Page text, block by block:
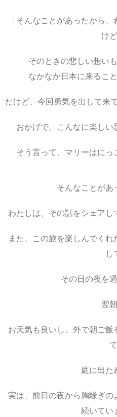
「そんなことがあったから
けど
そのときの悲しい想い
なかなか日本に来るこ
だけど、今回勇気を出して来
おかげで、こんなに楽しい
そう言って、マリーはにっ
そんなことがあ
わたしは、その話をシェアし
また、この旅を楽しんでく
し
その日の夜を
翌朝
お天気も良いし、外で朝ご
て
庭に出た
実は、前日の夜から胸騒ぎ
続いてい